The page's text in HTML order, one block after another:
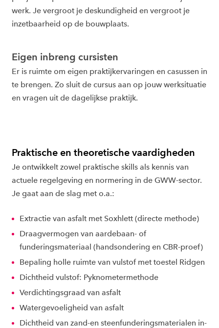
werk. Je vergroot je deskundigheid en vergroot je
inzetbaarheid op de bouwplaats.
Eigen inbreng cursisten
Er is ruimte om eigen praktijkervaringen en casussen in
te brengen. Zo sluit de cursus aan op jouw werksituatie
en vragen uit de dagelijkse praktijk.
Praktische en theoretische vaardigheden
Je ontwikkelt zowel praktische skills als kennis van
actuele regelgeving en normering in de GWW-sector.
Je gaat aan de slag met o.a.:
Extractie van asfalt met Soxhlett (directe methode)
Draagvermogen van aardebaan- of
funderingsmateriaal (handsondering en CBR-proef)
Bepaling holle ruimte van vulstof met toestel Ridgen
Dichtheid vulstof: Pyknometermethode
Verdichtingsgraad van asfalt
Watergevoeligheid van asfalt
Dichtheid van zand-en steenfunderingsmaterialen in-